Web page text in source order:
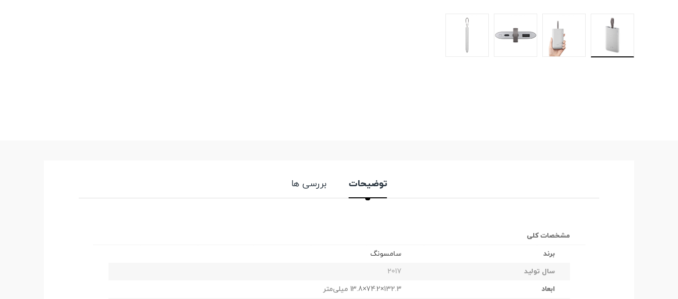
توضیحات بررسی ها
مشخصات کلی
برند
سامسونگ
سال تولید
2017
ابعاد
132.3×74.2×13.8 میلی‌متر